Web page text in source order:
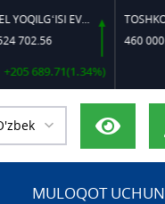
DIZEL YOQILG‘ISI EVRO-L II K-4 SSDF
689.71(1.34%)
460 000.00
MULOQOT UCHUN